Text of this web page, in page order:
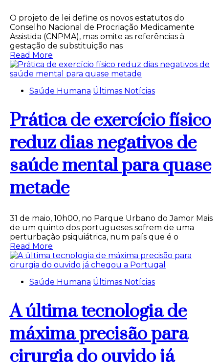
O projeto de lei define os novos estatutos do
Conselho Nacional de Procriação Medicamente
Assistida (CNPMA), mas omite as referências à
gestação de substituição nas
Read More
Saúde Humana Últimas Notícias
Prática de exercício físico
reduz dias negativos de
saúde mental para quase
metade
31 de maio, 10h00, no Parque Urbano do Jamor Mais
de um quinto dos portugueses sofrem de uma
perturbação psiquiátrica, num país que é o
Read More
Saúde Humana Últimas Notícias
A última tecnologia de
máxima precisão para
cirurgia do ouvido já